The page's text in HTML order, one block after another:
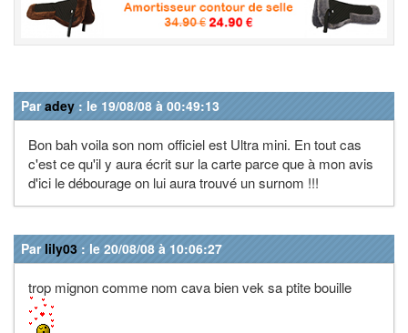
Paradey : le 19/08/08 à 00:49:13
Bon bah voila son nom officiel est Ultra mini. En tout cas
c'est ce qu'il y aura écrit sur la carte parce que à mon avis
d'ici le débourage on lui aura trouvé un surnom !!!
Par lily03 : le 20/08/08 à 10:06:27
trop mignon comme nom cava bien vek sa ptite bouille